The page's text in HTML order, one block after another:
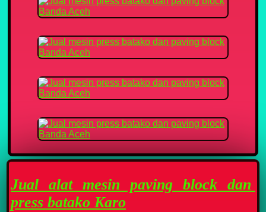
Jual alat mesin paving block dan
press batako Karo